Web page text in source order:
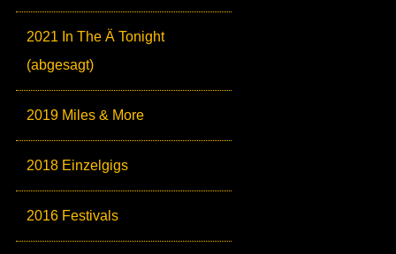
2021 In The Ä Tonight
(abgesagt)
2019 Miles & More
2018 Einzelgigs
2016 Festivals